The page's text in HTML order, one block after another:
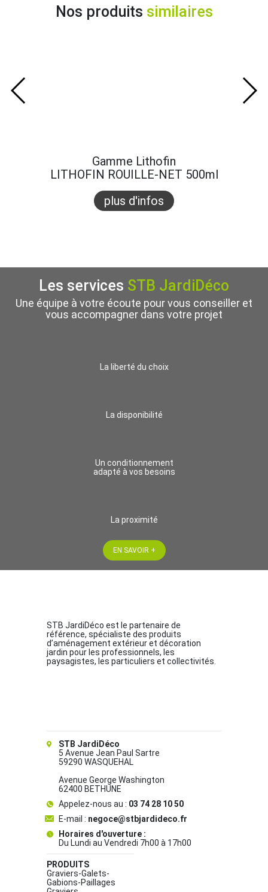
Nos produits similaires
Gamme Lithofin
LITHOFIN ROUILLE-NET 500ml
plus d'infos
Les services STB JardiDéco
Une équipe à votre écoute pour vous conseiller et
vous accompagner dans votre projet
La liberté du choix
La disponibilité
Un conditionnement
adapté à vos besoins
La proximité
EN SAVOIR +
STB JardiDéco est le partenaire de
référence, spécialiste des produits
d’aménagement extérieur et décoration
jardin pour les professionnels, les
paysagistes, les particuliers et collectivités.
STB JardiDéco
5 Avenue Jean Paul Sartre
59290 WASQUEHAL
Avenue George Washington
62400 BETHUNE
Appelez-nous au : 03 74 28 10 50
E-mail : negoce@stbjardideco.fr
Horaires d'ouverture :
Du Lundi au Vendredi 7h00 à 17h00
PRODUITS
Graviers-Galets-
Gabions-Paillages